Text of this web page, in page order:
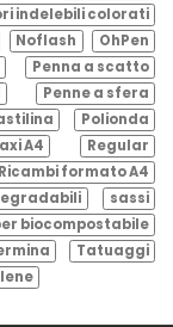
indelebili colorati
Noflash
OhPen
Penna a scatto
Penne a sfera
Polionda
A4
Regular
Ricambi formato A4
sassi
biocompostabile
Tatuaggi